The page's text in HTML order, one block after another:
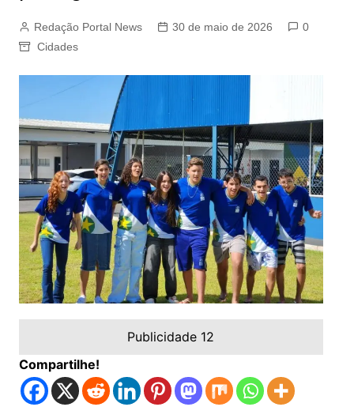
Redação Portal News 30 de maio de 2026
0
Cidades
Publicidade 12
Compartilhe!